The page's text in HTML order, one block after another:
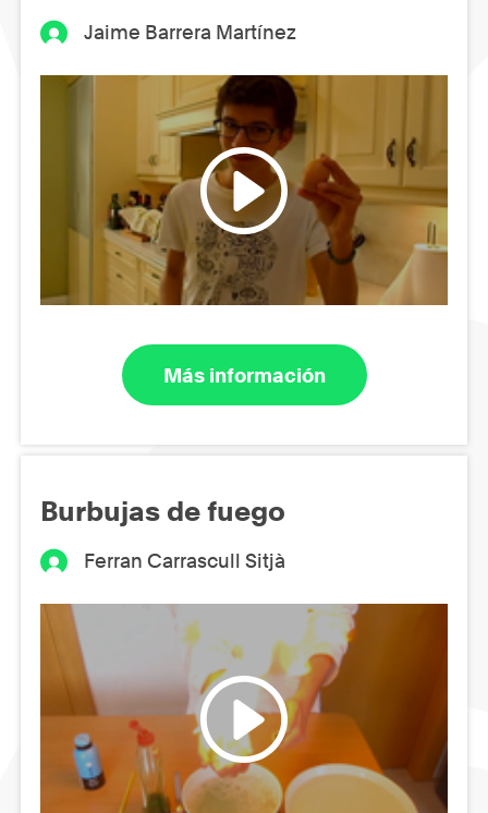
Jaime Barrera Martínez
Más información
Burbujas de fuego
Ferran Carrascull Sitjà